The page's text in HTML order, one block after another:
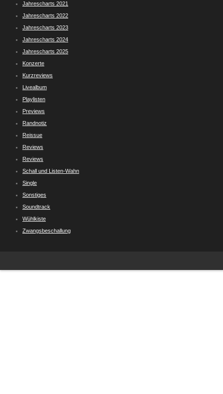
Jahrescharts 2021
Jahrescharts 2022
Jahrescharts 2023
Jahrescharts 2024
Jahrescharts 2025
Konzerte
Kurzreviews
Livealbum
Playlisten
Previews
Randnotiz
Reissue
Reviews
Reviews
Schall und Listen-Wahn
Single
Sonstiges
Soundtrack
Wühlkiste
Zwangsbeschallung